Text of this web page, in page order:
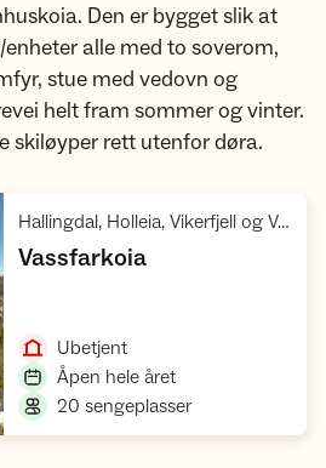
Den er bygget slik at
alle med to soverom,
stue med vedovn og
helt fram sommer og vinter.
skiløyper rett utenfor døra.
Hallingdal, Holleia, Vikerfjell og Vassfaret
Vassfarkoia,
Ubetjent,
Åpen hele året,
20 sengeplasser,